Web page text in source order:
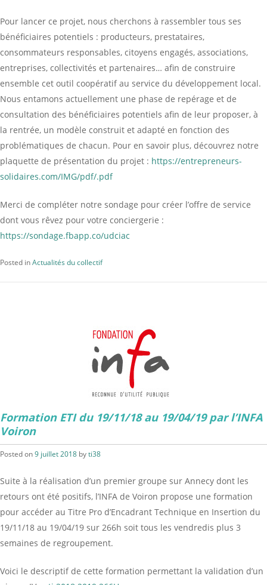
Pour lancer ce projet, nous cherchons à rassembler tous ses
bénéficiaires potentiels : producteurs, prestataires,
consommateurs responsables, citoyens engagés, associations,
entreprises, collectivités et partenaires… afin de construire
ensemble cet outil coopératif au service du développement local.
Nous entamons actuellement une phase de repérage et de
consultation des bénéficiaires potentiels afin de leur proposer, à
la rentrée, un modèle construit et adapté en fonction des
problématiques de chacun. Pour en savoir plus, découvrez notre
plaquette de présentation du projet : https://entrepreneurs-
solidaires.com/IMG/pdf/.pdf
Merci de compléter notre sondage pour créer l’offre de service
dont vous rêvez pour votre conciergerie :
https://sondage.fbapp.co/udciac
Posted inActualités du collectif
Formation ETI du 19/11/18 au 19/04/19 par l’INFA
Voiron
Posted on9 juillet 2018 byti38
Suite à la réalisation d’un premier groupe sur Annecy dont les
retours ont été positifs, l’INFA de Voiron propose une formation
pour accéder au Titre Pro d’Encadrant Technique en Insertion du
19/11/18 au 19/04/19 sur 266h soit tous les vendredis plus 3
semaines de regroupement.
Voici le descriptif de cette formation permettant la validation d’un